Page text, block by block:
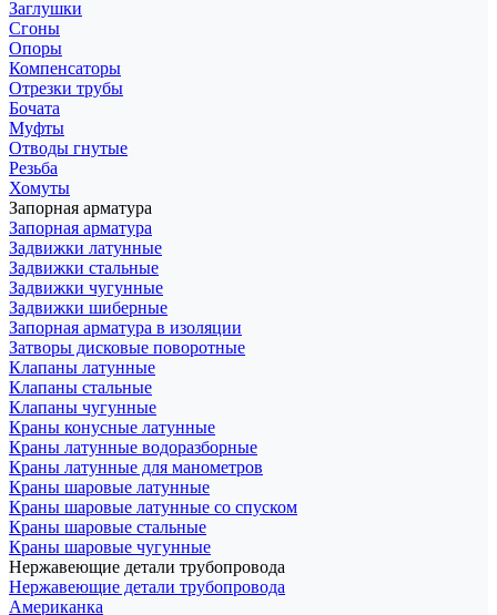
Заглушки
Сгоны
Опоры
Компенсаторы
Отрезки трубы
Бочата
Муфты
Отводы гнутые
Резьба
Хомуты
Запорная арматура
Запорная арматура
Задвижки латунные
Задвижки стальные
Задвижки чугунные
Задвижки шиберные
Запорная арматура в изоляции
Затворы дисковые поворотные
Клапаны латунные
Клапаны стальные
Клапаны чугунные
Краны конусные латунные
Краны латунные водоразборные
Краны латунные для манометров
Краны шаровые латунные
Краны шаровые латунные со спуском
Краны шаровые стальные
Краны шаровые чугунные
Нержавеющие детали трубопровода
Нержавеющие детали трубопровода
Американка